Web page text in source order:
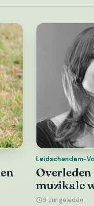
Leidschendam-
muzikale
9 uur geleden